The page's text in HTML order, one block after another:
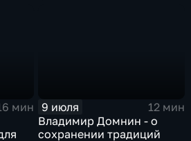
мин
9 июля
12 мин
Владимир Домнин - о
сохранении традиций